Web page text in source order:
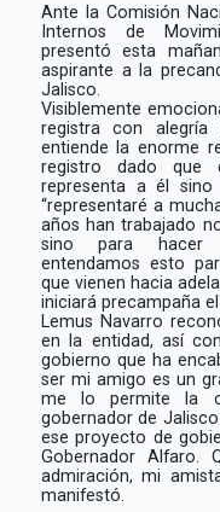
Ante la Comisión
Internos de
presentó esta
aspirante a la
Jalisco.
Visiblemente
registra con alegría
entiende la enorme
registro dado que
representa a él
“representaré a
años han trabajado
sino para hacer
entendamos esto
que vienen hacia
iniciará precampaña
Lemus Navarro
en la entidad, así
gobierno que ha
ser mi amigo es un
me lo permite la
gobernador de
ese proyecto de
Gobernador Alfaro.
admiración, mi
manifestó.